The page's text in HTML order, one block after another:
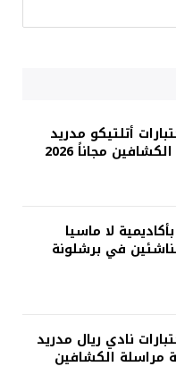
أتلتيكو مدريد
مجاناً 2026
لا ماسيا
في برشلونة
نادي ريال مدريد
مراسلة الكشافين